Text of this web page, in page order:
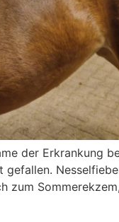
der Erkrankung
gefallen.
zum